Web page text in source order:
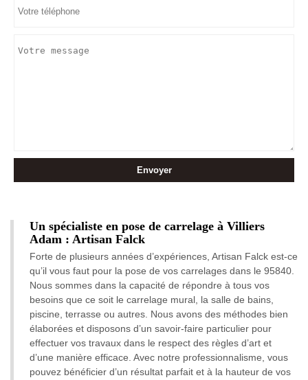
Un spécialiste en pose de carrelage à Villiers
Adam : Artisan Falck
Forte de plusieurs années d’expériences, Artisan Falck est-ce
qu’il vous faut pour la pose de vos carrelages dans le 95840.
Nous sommes dans la capacité de répondre à tous vos
besoins que ce soit le carrelage mural, la salle de bains,
piscine, terrasse ou autres. Nous avons des méthodes bien
élaborées et disposons d’un savoir-faire particulier pour
effectuer vos travaux dans le respect des règles d’art et
d’une manière efficace. Avec notre professionnalisme, vous
pouvez bénéficier d’un résultat parfait et à la hauteur de vos